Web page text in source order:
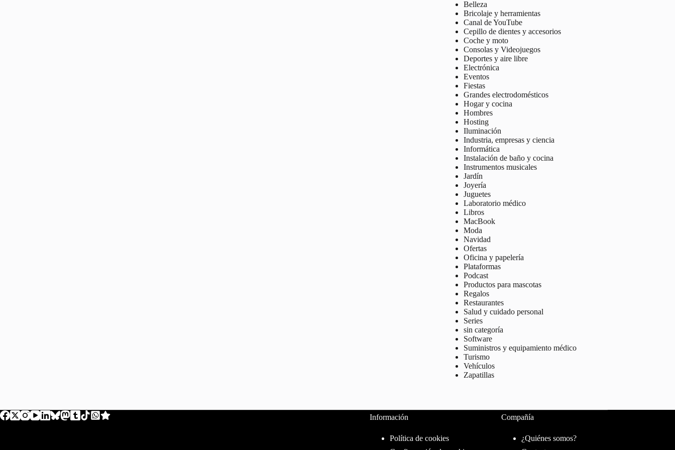
Belleza
Bricolaje y herramientas
Canal de YouTube
Cepillo de dientes y accesorios
Coche y moto
Consolas y Videojuegos
Deportes y aire libre
Electrónica
Eventos
Fiestas
Grandes electrodomésticos
Hogar y cocina
Hombres
Hosting
Iluminación
Industria, empresas y ciencia
Informática
Instalación de baño y cocina
Instrumentos musicales
Jardín
Joyería
Juguetes
Laboratorio médico
Libros
MacBook
Moda
Navidad
Ofertas
Oficina y papelería
Plataformas
Podcast
Productos para mascotas
Regalos
Restaurantes
Salud y cuidado personal
Series
sin categoría
Software
Suministros y equipamiento médico
Turismo
Vehículos
Zapatillas
Información
Política de cookies
Compañía
¿Quiénes somos?